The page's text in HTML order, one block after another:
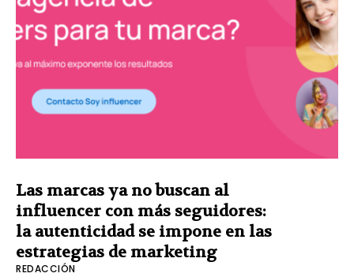
Las marcas ya no buscan al
influencer con más seguidores:
la autenticidad se impone en las
estrategias de marketing
REDACCIÓN